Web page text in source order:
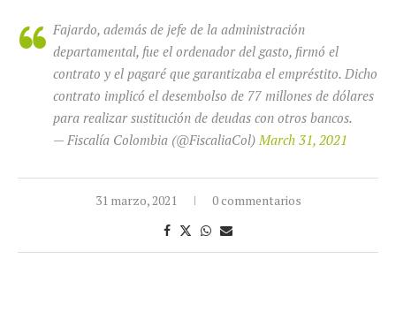
Fajardo, además de jefe de la administración
departamental, fue el ordenador del gasto, firmó el
contrato y el pagaré que garantizaba el empréstito. Dicho
contrato implicó el desembolso de 77 millones de dólares
para realizar sustitución de deudas con otros bancos.
— Fiscalía Colombia (@FiscaliaCol)March 31, 2021
31 marzo, 2021 0 commentarios